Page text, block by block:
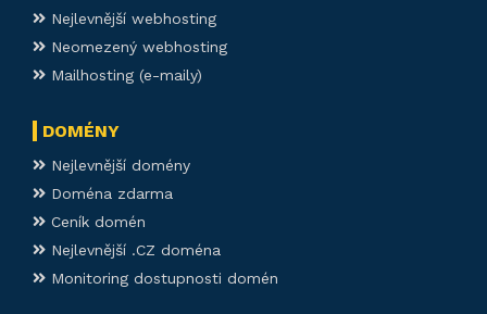
Nejlevnější webhosting
Neomezený webhosting
Mailhosting (e-maily)
DOMÉNY
Nejlevnější domény
Doména zdarma
Ceník domén
Nejlevnější .CZ doména
Monitoring dostupnosti domén